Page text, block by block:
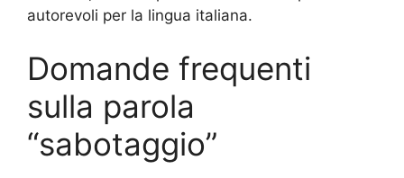
autorevoli per la lingua italiana.
Domande frequenti
sulla parola
“sabotaggio”